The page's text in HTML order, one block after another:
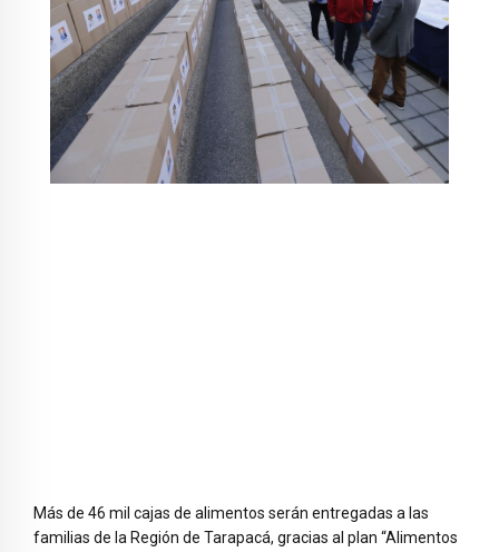
Más de 46 mil cajas de alimentos serán entregadas a las
familias de la Región de Tarapacá, gracias al plan “Alimentos